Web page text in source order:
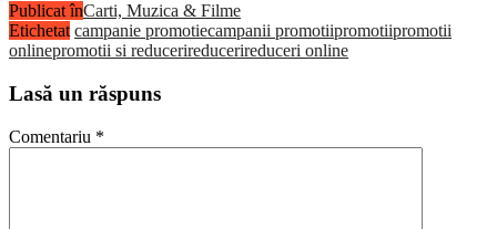
Publicat înCarti, Muzica & Filme
Etichetat campanie promotiecampanii promotiipromotiipromotii
onlinepromotii si reducerireducerireduceri online
Lasă un răspuns
Comentariu *